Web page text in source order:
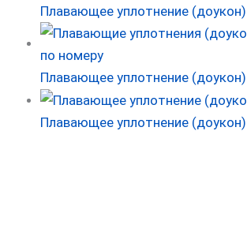
Плавающее уплотнение
Плавающее уплотнение
Плавающее уплотнение